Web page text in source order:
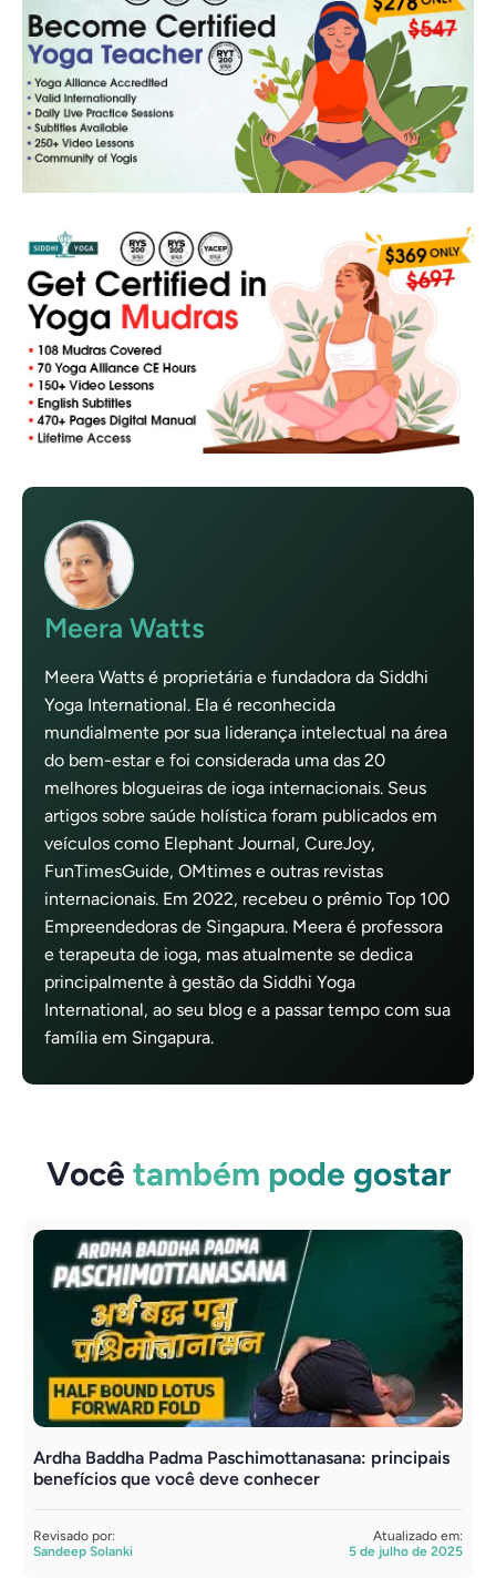
Meera Watts
Meera Watts é proprietária e fundadora da Siddhi
Yoga International. Ela é reconhecida
mundialmente por sua liderança intelectual na área
do bem-estar e foi considerada uma das 20
melhores blogueiras de ioga internacionais. Seus
artigos sobre saúde holística foram publicados em
veículos como Elephant Journal, CureJoy,
FunTimesGuide, OMtimes e outras revistas
internacionais. Em 2022, recebeu o prêmio Top 100
Empreendedoras de Singapura. Meera é professora
e terapeuta de ioga, mas atualmente se dedica
principalmente à gestão da Siddhi Yoga
International, ao seu blog e a passar tempo com sua
família em Singapura.
Você também pode gostar
Ardha Baddha Padma Paschimottanasana: principais
benefícios que você deve conhecer
Revisado por:
Sandeep Solanki
Atualizado em:
5 de julho de 2025